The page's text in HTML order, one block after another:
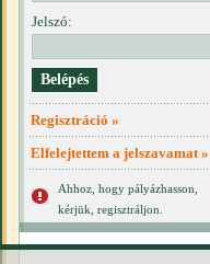
Jelszó:
Regisztráció »
Elfelejtettem a jelszavamat »
Ahhoz, hogy pályázhasson,
kérjük, regisztráljon.